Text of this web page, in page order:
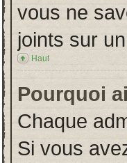
vous ne
joints sur
Haut
Pourquoi
Chaque
Si vous